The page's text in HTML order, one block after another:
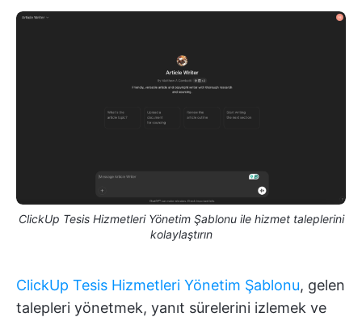
ClickUp Tesis Hizmetleri Yönetim Şablonu ile hizmet taleplerini
kolaylaştırın
ClickUp Tesis Hizmetleri Yönetim Şablonu, gelen
talepleri yönetmek, yanıt sürelerini izlemek ve